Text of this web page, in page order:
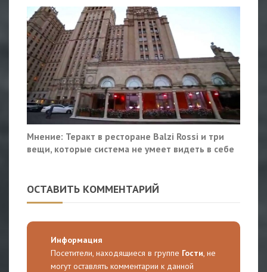
Мнение: Теракт в ресторане Balzi Rossi и три
вещи, которые система не умеет видеть в себе
ОСТАВИТЬ КОММЕНТАРИЙ
Информация
Посетители, находящиеся в группе Гости, не
могут оставлять комментарии к данной